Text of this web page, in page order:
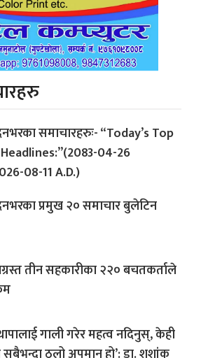
समाचारहरुः- “Today’s Top
04-26
08-11 A.D.)
प्रमुख २० समाचार बुलेटिन
तीन सहकारीका २२० बचतकर्ताले
गाली गरेर महत्व नदिनुस्, केही